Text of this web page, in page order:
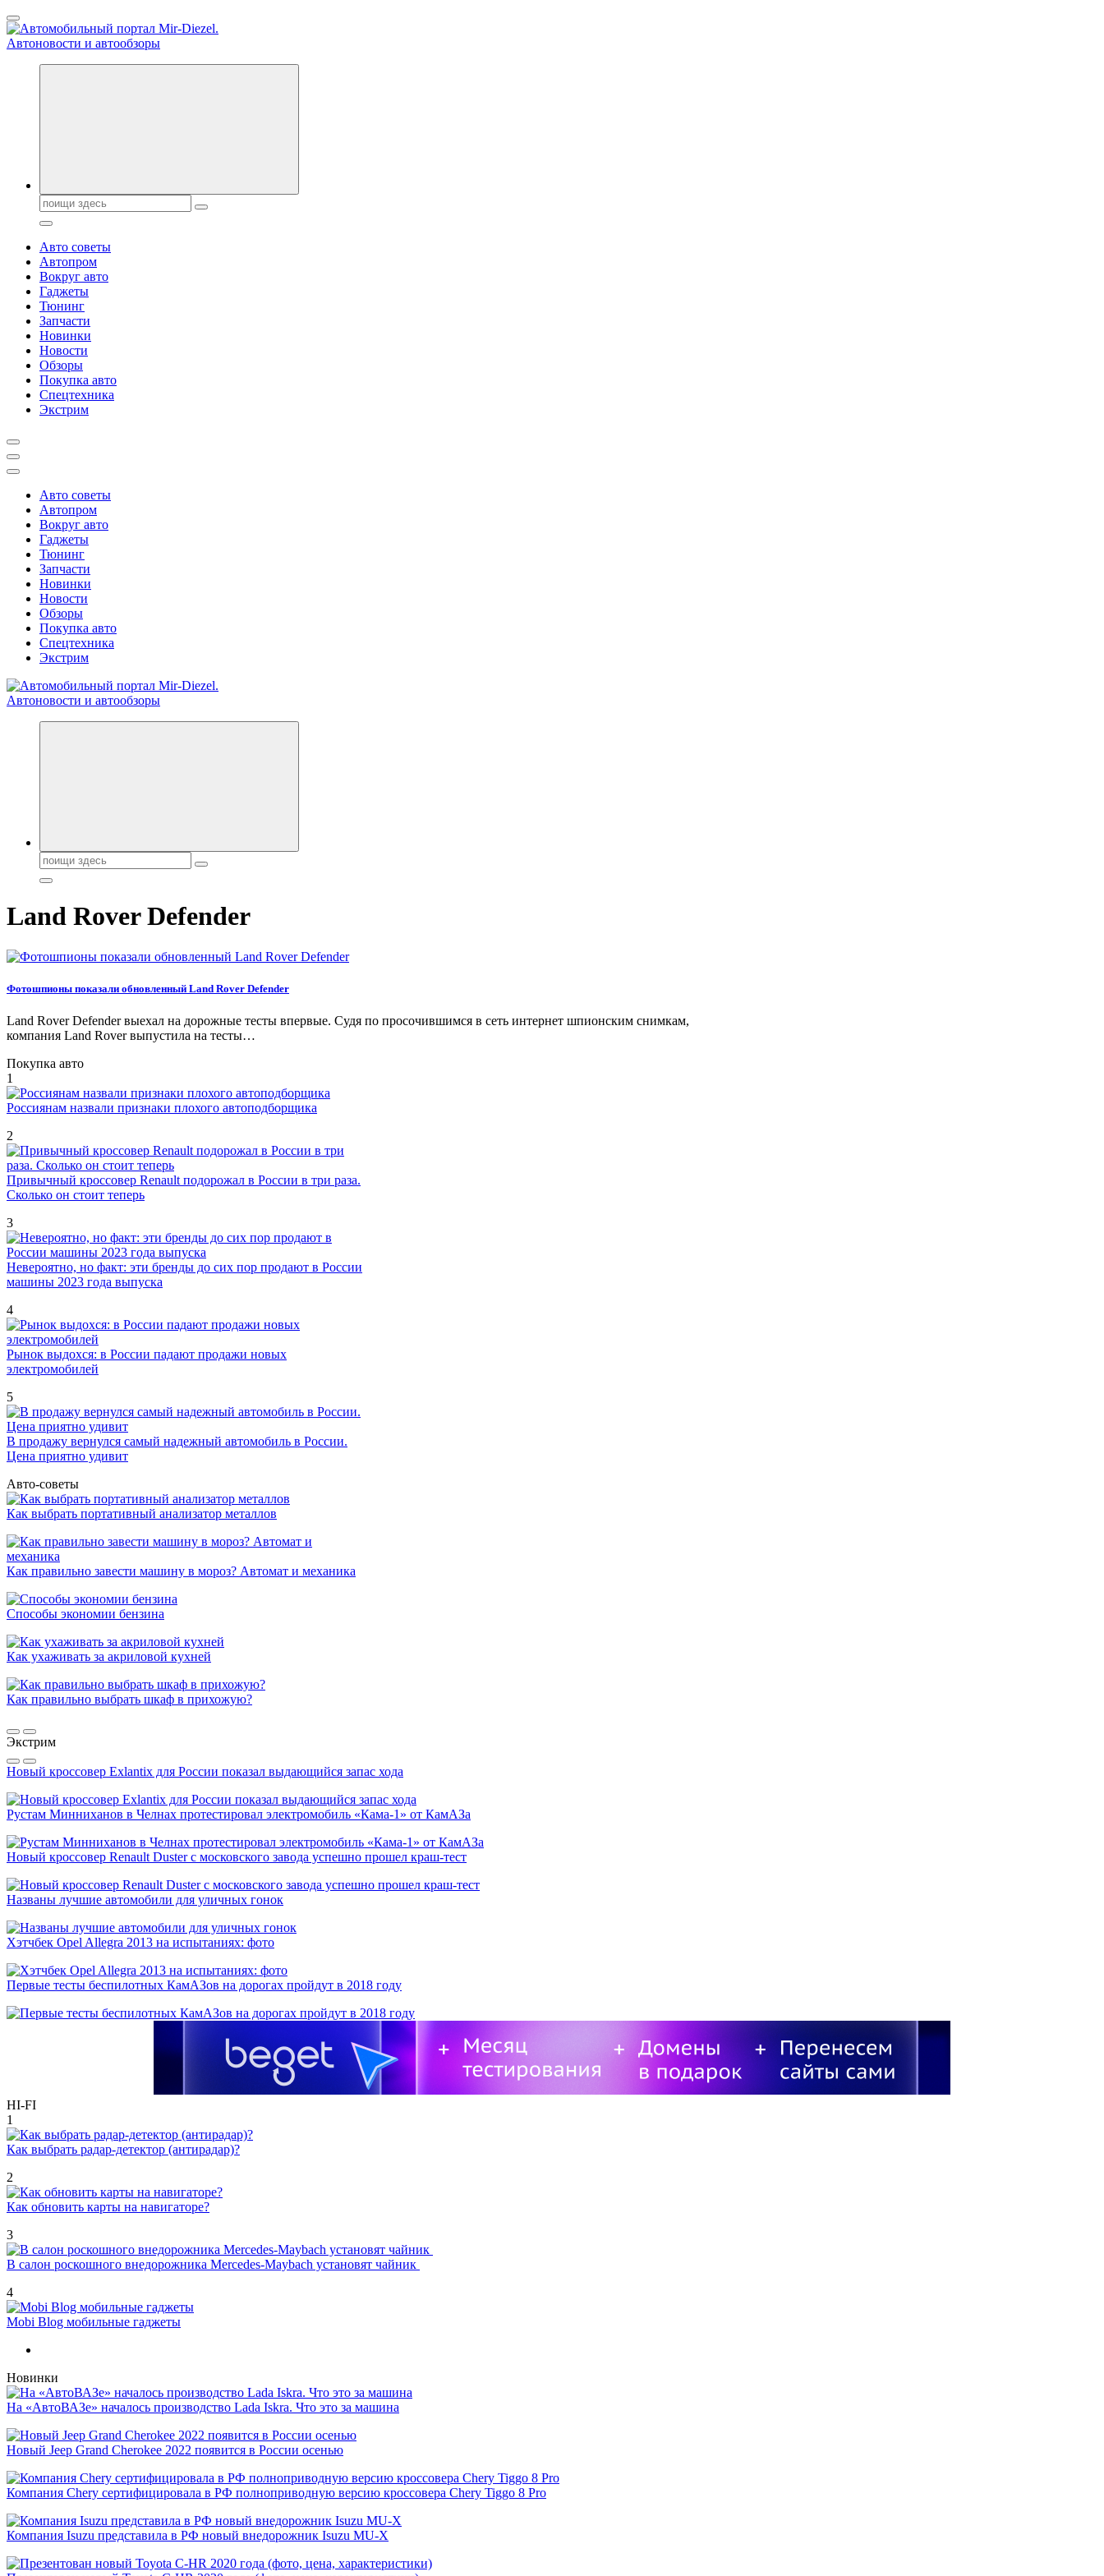
Перейти
к
содержанию
Справочник автомобилиста. Обзор новинок популярных автобрендов, технические характреристики, фото и автообзоры. Автотюнинг, тест-драйвы. Шины, диски, резина
Поиск:
Авто советы
Автопром
Вокруг авто
Гаджеты
Тюнинг
Запчасти
Новинки
Новости
Обзоры
Покупка авто
Спецтехника
Экстрим
Авто советы
Автопром
Вокруг авто
Гаджеты
Тюнинг
Запчасти
Новинки
Новости
Обзоры
Покупка авто
Спецтехника
Экстрим
Справочник автомобилиста. Обзор новинок популярных автобрендов, технические характреристики, фото и автообзоры. Автотюнинг, тест-драйвы. Шины, диски, резина
Поиск:
Land Rover Defender‍
Фотошпионы показали обновленный Land Rover Defender‍
Land Rover Defender‍ выехал на дорожные тесты впервые. Судя по просочившимся в сеть интернет шпионским снимкам,
компания Land Rover выпустила на тесты…
Покупка авто
1
Россиянам назвали признаки плохого автоподборщика
2
Привычный кроссовер Renault подорожал в России в три раза.
Сколько он стоит теперь
3
Невероятно, но факт: эти бренды до сих пор продают в России
машины 2023 года выпуска
4
Рынок выдохся: в России падают продажи новых
электромобилей
5
В продажу вернулся самый надежный автомобиль в России.
Цена приятно удивит
Авто-советы
Как выбрать портативный анализатор металлов
Как правильно завести машину в мороз? Автомат и механика
Способы экономии бензина
Как ухаживать за акриловой кухней
Как правильно выбрать шкаф в прихожую?
Экстрим
Новый кроссовер Exlantix для России показал выдающийся запас хода
Рустам Минниханов в Челнах протестировал электромобиль «Кама-1» от КамАЗа
Новый кроссовер Renault Duster с московского завода успешно прошел краш-тест
Названы лучшие автомобили для уличных гонок
Хэтчбек Opel Allegra 2013 на испытаниях: фото
Первые тесты беспилотных КамАЗов на дорогах пройдут в 2018 году
HI-FI
1
Как выбрать радар-детектор (антирадар)?
2
Как обновить карты на навигаторе?
3
В салон роскошного внедорожника Mercedes-Maybach установят чайник
4
Mobi Blog мобильные гаджеты
Новинки
На «АвтоВАЗе» началось производство Lada Iskra. Что это за машина
Новый Jeep Grand Cherokee 2022 появится в России осенью
Компания Chery сертифицировала в РФ полноприводную версию кроссовера Chery Tiggo 8 Pro
Компания Isuzu представила в РФ новый внедорожник Isuzu MU-X